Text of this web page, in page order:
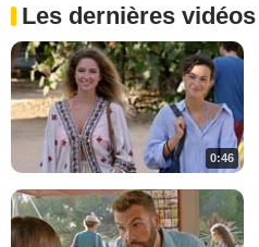
Les dernières vidéos
0:46